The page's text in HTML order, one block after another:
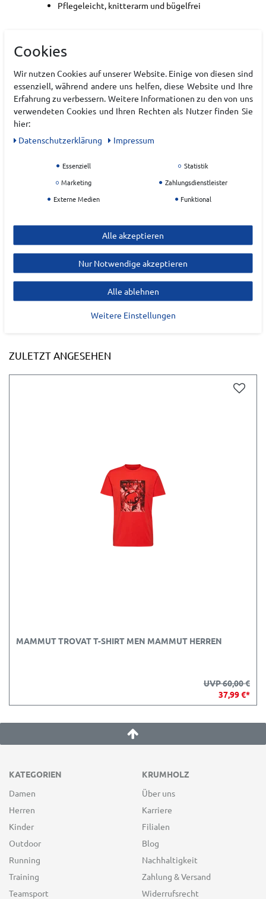
Pflegeleicht, knitterarm und bügelfrei
EAN:7619876588579
Elastan, 82% Polyester (recycelt), 13% Baumwolle
Hersteller
MAMMUT
Mammut Sports Group GmbH
Basecamp1
salesgermany@mammut.com
ZULETZT ANGESEHEN
MAMMUT TROVAT T-SHIRT MEN MAMMUT HERREN
UVP 60,00 €
37,99 €*
KATEGORIEN
Damen
Herren
Kinder
Outdoor
Running
Training
Teamsport
KRUMHOLZ
Über uns
Karriere
Filialen
Blog
Nachhaltigkeit
Zahlung & Versand
Widerrufsrecht
Cookies
Wir nutzen Cookies auf unserer Website. Einige von diesen sind
essenziell, während andere uns helfen, diese Website und Ihre
Erfahrung zu verbessern. Weitere Informationen zu den von uns
verwendeten Cookies und Ihren Rechten als Nutzer finden Sie
hier:
Daten­schutz­erklärung
Impressum
Essenziell
Statistik
Marketing
Zahlungsdienstleister
Externe Medien
Funktional
Alle akzeptieren
Nur Notwendige akzeptieren
Alle ablehnen
Weitere Einstellungen